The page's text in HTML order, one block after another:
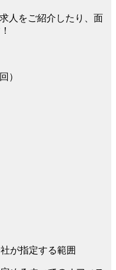
人をご紹介したり、面
）
が指定する範囲